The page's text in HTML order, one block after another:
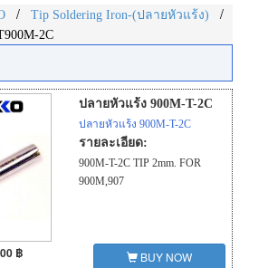
/ Tip Soldering Iron-(ปลายหัวแร้ง) /
2C
ปลายหัวแร้ง 900M-T-2C
ปลายหัวแร้ง 900M-T-2C
รายละเอียด:
900M-T-2C TIP 2mm. FOR
900M,907
฿ BUY NOW